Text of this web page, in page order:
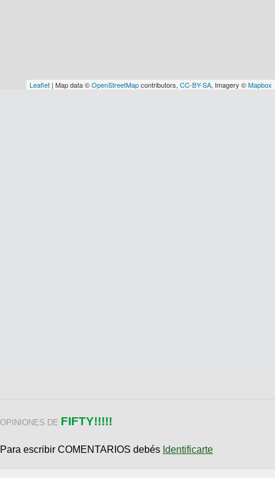
Leaflet | Map data ©OpenStreetMapcontributors, CC-BY-SA, Imagery ©Mapbox
OPINIONES DE FIFTY!!!!!
Para escribir COMENTARIOS debés Identificarte